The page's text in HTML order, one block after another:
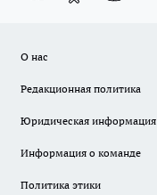
О нас
Редакционная политика
Юридическая информация
Информация о команде
Политика этики